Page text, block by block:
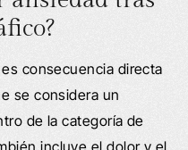
consecuencia directa
se considera un
de la categoría de
incluye el dolor y el